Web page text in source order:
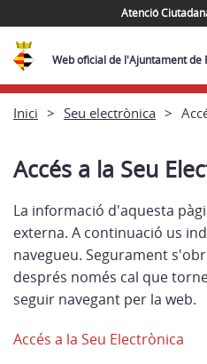
Atenció
Web oficial de l'Ajuntament de
Inici Seu electrònica
Accés a la Seu
La informació d'aquesta
externa. A continuació us
navegueu. Segurament
després només cal que
seguir navegant per la web.
Accés a la Seu Electrònica